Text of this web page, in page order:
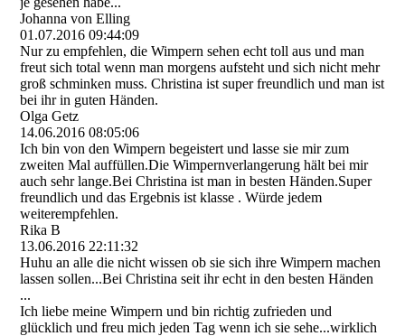
Johanna von Elling
01.07.2016 09:44:09
Nur zu empfehlen, die Wimpern sehen echt toll aus und man
freut sich total wenn man morgens aufsteht und sich nicht mehr
groß schminken muss. Christina ist super freundlich und man ist
bei ihr in guten Händen.
Olga Getz
14.06.2016 08:05:06
Ich bin von den Wimpern begeistert und lasse sie mir zum
zweiten Mal auffüllen.Die Wimpernverlangerung hält bei mir
auch sehr lange.Bei Christina ist man in besten Händen.Super
freundlich und das Ergebnis ist klasse . Würde jedem
weiterempfehlen.
Rika B
13.06.2016 22:11:32
Huhu an alle die nicht wissen ob sie sich ihre Wimpern machen
lassen sollen...Bei Christina seit ihr echt in den besten Händen
...
Ich liebe meine Wimpern und bin richtig zufrieden und
glücklich und freu mich jeden Tag wenn ich sie sehe...wirklich